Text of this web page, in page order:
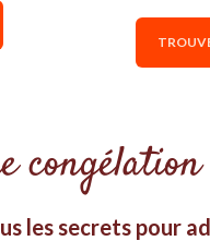
les secrets